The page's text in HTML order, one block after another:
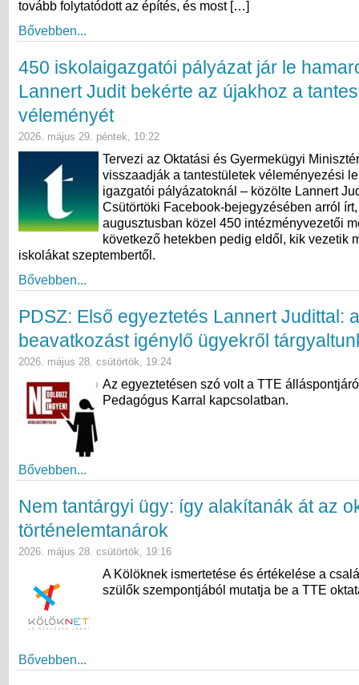
tovább folytatódott az építés, és most […]
Bővebben...
450 iskolaigazgatói pályázat jár le
Lannert Judit bekérte az újakhoz a
véleményét
2026. május 29. péntek, 10:22
Tervezi az Oktatási és Gyermekügyi
visszaadják a tantestületek véleményezési
igazgatói pályázatoknál – közölte Lannert
Csütörtöki Facebook-bejegyzésében arról
augusztusban közel 450 intézményvezetői
következő hetekben pedig eldől, kik vezetik
iskolákat szeptembertől.
Bővebben...
PDSZ: Első egyeztetés Lannert Judittal:
beavatkozást igénylő ügyekről
2026. május 28. csütörtök, 19:24
Az egyeztetésen szó volt a TTE
Pedagógus Karral kapcsolatban.
Bővebben...
Nem tantárgyi ügy: így alakítanák át az
történelemtanárok
2026. május 28. csütörtök, 19:16
A Kölöknek ismertetése és értékelése a
szülők szempontjából mutatja be a TTE
Bővebben...